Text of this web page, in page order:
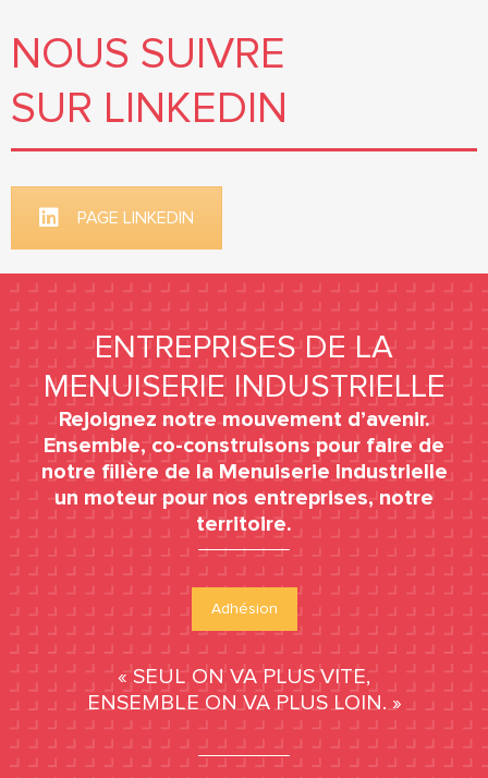
NOUS SUIVRE
SUR LINKEDIN
PAGE LINKEDIN
ENTREPRISES DE LA
MENUISERIE INDUSTRIELLE
Rejoignez notre mouvement d’avenir.
Ensemble, co-construisons pour faire de
notre filière de la Menuiserie Industrielle
un moteur pour nos entreprises, notre
territoire.
Adhésion
« SEUL ON VA PLUS VITE,
ENSEMBLE ON VA PLUS LOIN. »